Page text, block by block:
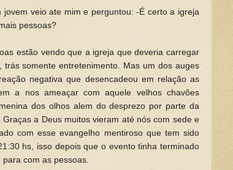
veio ate mim e perguntou: -É certo a igreja
pessoas?
estão vendo que a igreja que deveria carregar
somente entretenimento. Mas um dos auges
negativa que desencadeou em relação as
a nos ameaçar com aquele velhos chavões
dos olhos alem do desprezo por parte da
a Deus muitos vieram até nós com sede e
com esse evangelho mentiroso que tem sido
hs, isso depois que o evento tinha terminado
com as pessoas.